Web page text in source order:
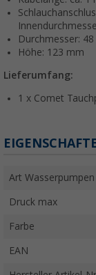
Durchmesser:
Höhe: 123 mm
Lieferumfang:
1 x Comet
Art Wasserpumpen
Druck max
Farbe
EAN